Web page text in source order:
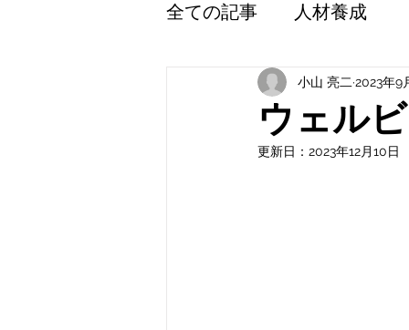
全ての記事 人材養成
ウェル
小山 亮二 2023年9
更新日： 2023年12月10日